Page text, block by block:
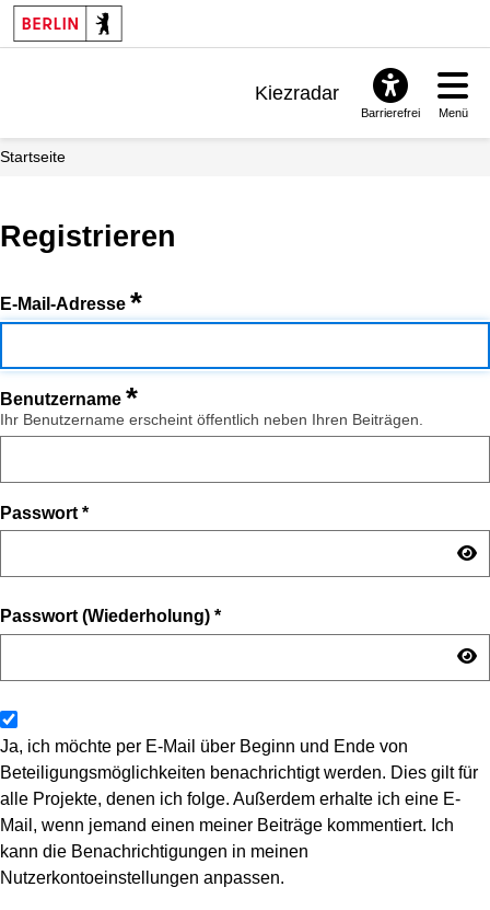
Kiezradar
Barrierefrei Menü
Startseite
Registrieren
E-Mail-Adresse *
Benutzername *
Ihr Benutzername erscheint öffentlich neben Ihren Beiträgen.
Passwort *
Passwort (Wiederholung) *
Ja, ich möchte per E-Mail über Beginn und Ende von
Beteiligungsmöglichkeiten benachrichtigt werden. Dies gilt für
alle Projekte, denen ich folge. Außerdem erhalte ich eine E-
Mail, wenn jemand einen meiner Beiträge kommentiert. Ich
kann die Benachrichtigungen in meinen
Nutzerkontoeinstellungen anpassen.